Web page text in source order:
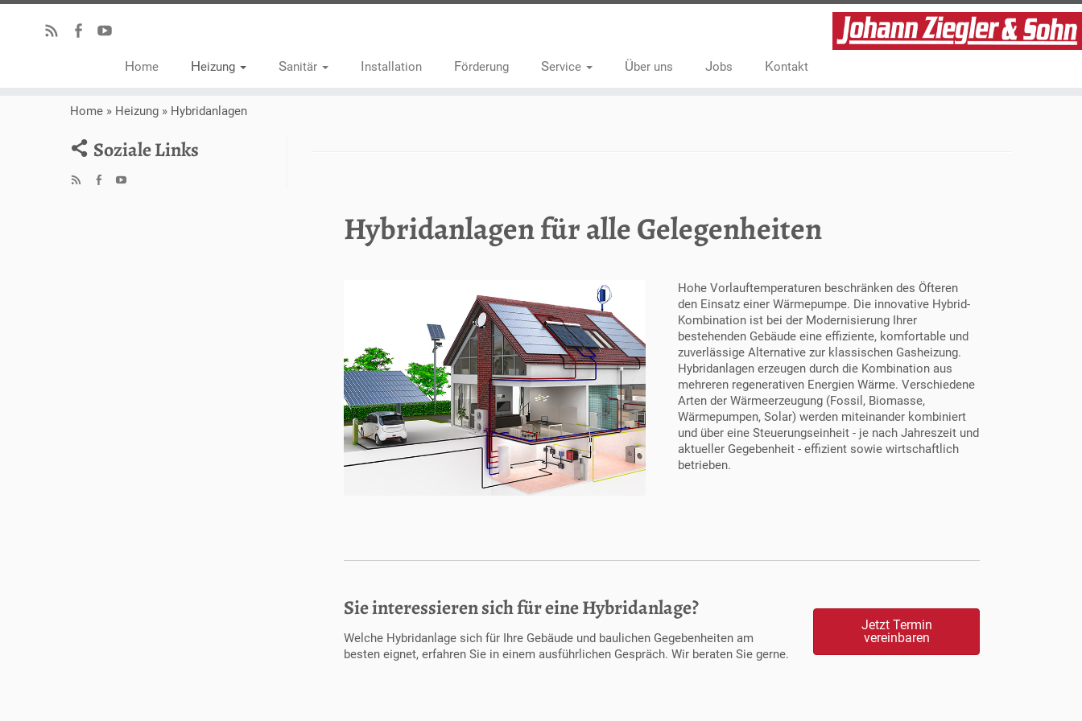
Home Heizung Sanitär Installation Förderung Service Über uns Jobs Kontakt
Home » Heizung » Hybridanlagen
Soziale Links
Hybridanlagen für alle Gelegenheiten
Hohe Vorlauftemperaturen beschränken des Öfteren
den Einsatz einer Wärmepumpe. Die innovative Hybrid-
Kombination ist bei der Modernisierung Ihrer
bestehenden Gebäude eine effiziente, komfortable und
zuverlässige Alternative zur klassischen Gasheizung.
Hybridanlagen erzeugen durch die Kombination aus
mehreren regenerativen Energien Wärme. Verschiedene
Arten der Wärmeerzeugung (Fossil , Biomasse,
Wärmepumpen, Solar) werden miteinander kombiniert
und über eine Steuerungseinheit - je nach Jahreszeit und
aktueller Gegebenheit - effizient sowie wirtschaftlich
betrieben.
Sie interessieren sich für eine Hybridanlage?
Welche Hybridanlage sich für Ihre Gebäude und baulichen Gegebenheiten am
besten eignet, erfahren Sie in einem ausführlichen Gespräch. Wir beraten Sie gerne.
Jetzt Termin
vereinbaren